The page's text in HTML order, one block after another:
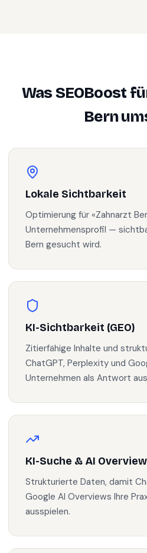
Was SEOBoost
Bern
Lokale Sichtbarkeit
Optimierung für «Zahnarzt
Unternehmensprofil —
Bern gesucht wird.
KI-Sichtbarkeit (GEO)
Zitierfähige Inhalte und
ChatGPT, Perplexity und
Unternehmen als Antwort
KI-Suche & AI
Strukturierte Daten, damit
Google AI Overviews Ihre
ausspielen.